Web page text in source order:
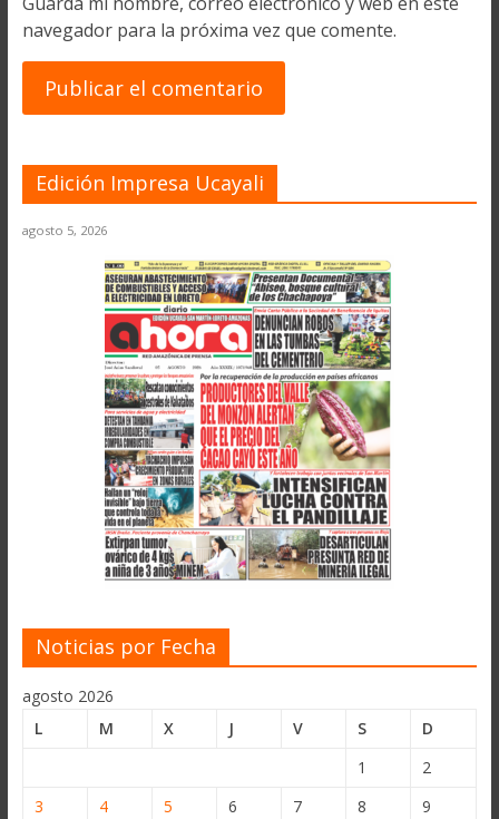
navegador para la próxima vez que comente.
Edición Impresa Ucayali
agosto 5, 2026
Noticias por Fecha
agosto 2026
L
M X J V S
D
1
2
3
4 5 6 7 8
9